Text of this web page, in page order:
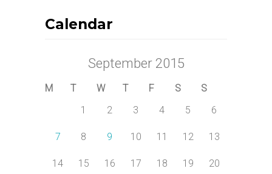
Calendar
September 2015
M T W T F S
S
1
2 3 4 5 6
7 8 9 10 11 12 13
14 15 16 17 18 19 20